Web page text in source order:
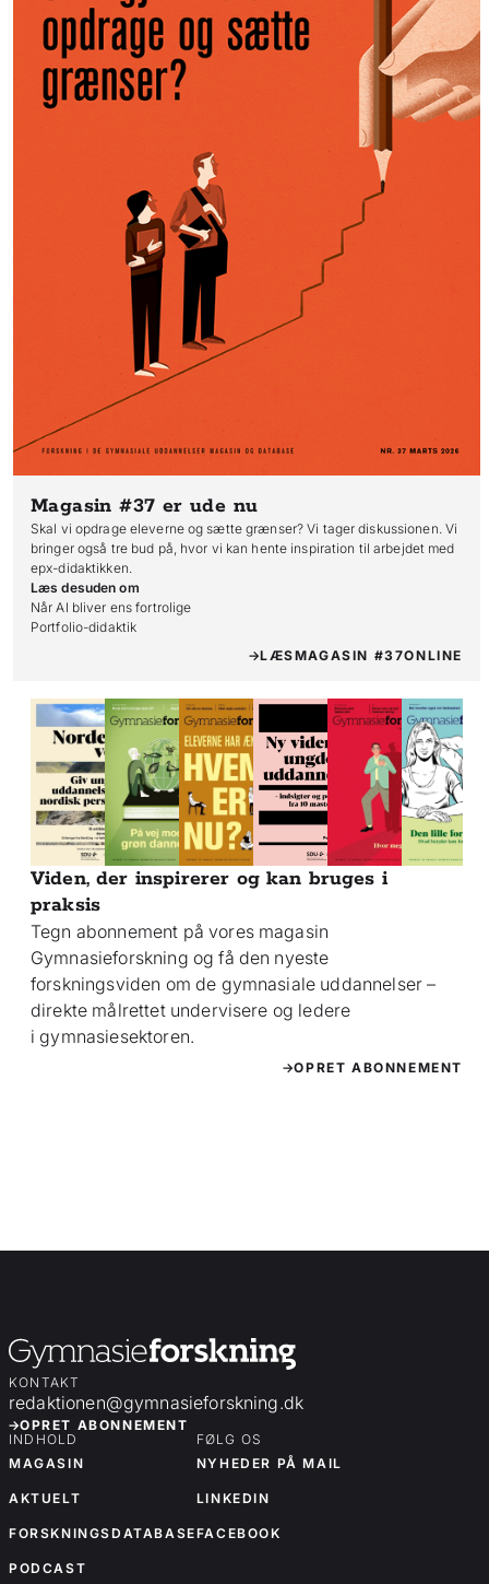
Magasin #37 er ude nu
Skal vi opdrage eleverne og sætte grænser? Vi tager diskussionen. Vi
bringer også tre bud på, hvor vi kan hente inspiration til arbejdet med
epx-didaktikken.
Læs desuden om
Når AI bliver ens fortrolige
Portfolio-didaktik
LÆSMAGASIN #37ONLINE
Viden, der inspirerer og kan bruges i
praksis
Tegn abonnement på vores magasin
Gymnasieforskning og få den nyeste
forskningsviden om de gymnasiale uddannelser –
direkte målrettet undervisere og ledere
i gymnasiesektoren.
OPRET ABONNEMENT
KONTAKT
redaktionen@gymnasieforskning.dk
OPRET ABONNEMENT
INDHOLD
MAGASIN
AKTUELT
FORSKNINGSDATABASE
PODCAST
FØLG OS
NYHEDER PÅ MAIL
LINKEDIN
FACEBOOK